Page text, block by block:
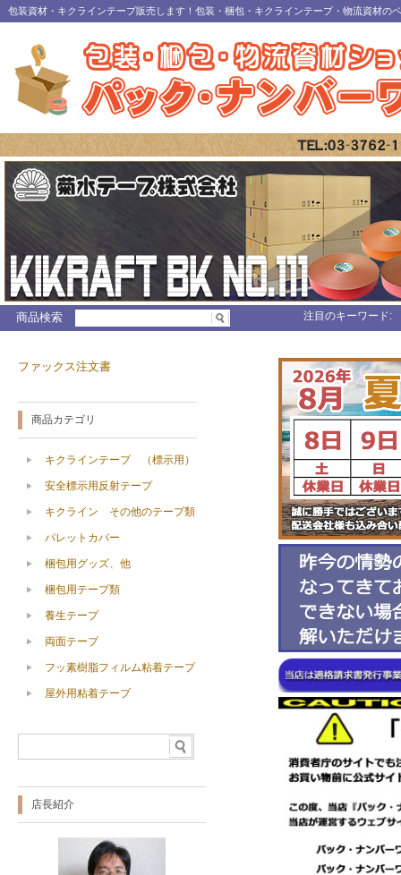
包装資材・キクラインテープ販売します！包装・梱包・キクラインテープ・物流資材の
商品検索 注目のキーワード:
ファックス注文書
商品カテゴリ
キクラインテープ （標示用）
安全標示用反射テープ
キクライン その他のテープ類
パレットカバー
梱包用グッズ、他
梱包用テープ類
養生テープ
両面テープ
フッ素樹脂フィルム粘着テープ
屋外用粘着テープ
店長紹介